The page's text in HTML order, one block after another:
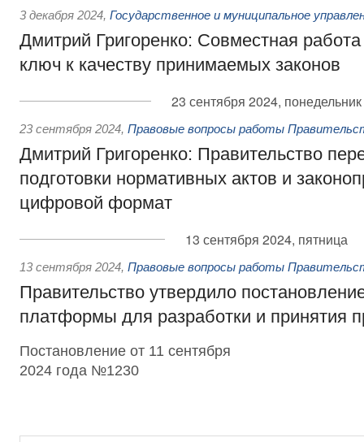
3 декабря 2024, Государственное и муниципальное
Дмитрий Григоренко: Совместная
ключ к качеству принимаемых законов
23 сентября 2024, понедельник
23 сентября 2024, Правовые вопросы работы
Дмитрий Григоренко: Правительство
подготовки нормативных актов и
цифровой формат
13 сентября 2024, пятница
13 сентября 2024, Правовые вопросы работы
Правительство утвердило
платформы для разработки и принятия
Постановление от 11 сентября
2024 года №1230